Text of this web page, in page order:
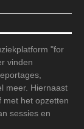
"for
vinden
meer. Hiernaast
met het opzetten
sessies en